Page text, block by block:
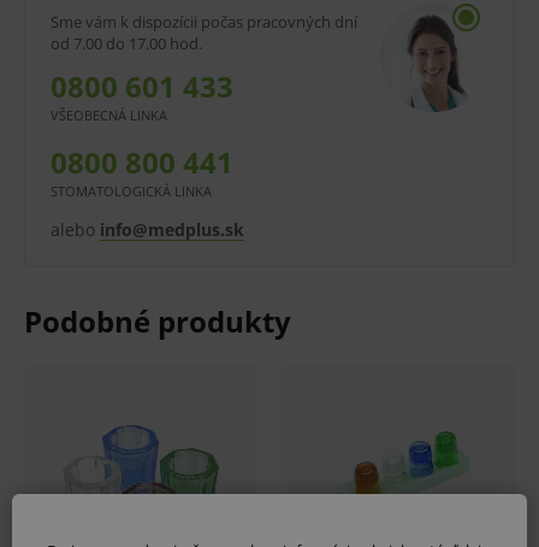
Sme vám k dispozícii počas pracovných dní
od 7.00 do 17.00 hod.
0800 601 433
VŠEOBECNÁ LINKA
0800 800 441
STOMATOLOGICKÁ LINKA
alebo info@medplus.sk